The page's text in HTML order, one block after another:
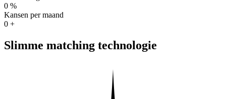
0 %
Kansen per maand
0 +
Slimme matching technologie